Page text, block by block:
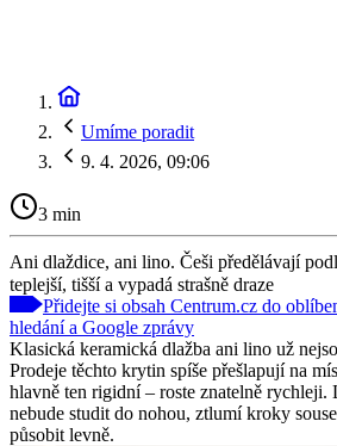
Umíme poradit
9. 4. 2026, 09:06
3 min
Ani dlaždice, ani lino. Češi předělávají
teplejší, tišší a vypadá strašně draze
Přidejte si obsah Centrum.cz do
hledání a Google zprávy
Klasická keramická dlažba ani lino už
Prodeje těchto krytin spíše přešlapují na
hlavně ten rigidní – roste znatelně rychleji.
nebude studit do nohou, ztlumí kroky
působit levně.